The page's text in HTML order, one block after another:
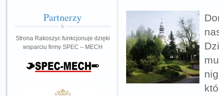
Partnerzy
Strona Rakoszyc funkcjonuje dzięki
wsparciu firmy SPEC – MECH